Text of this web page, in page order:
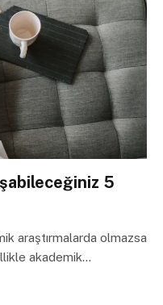
5
araştırmalarda olmazsa
akademik…